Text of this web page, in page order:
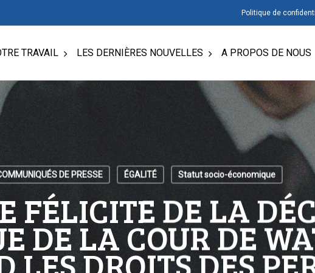
Politique de
TRAVAIL LES DERNIÈRES NOUVELLES A PROPOS DE NOUS
DE PRESSE ÉGALITÉ Statut socio-économique
FÉLICITE DE LA
DE LA COUR DE